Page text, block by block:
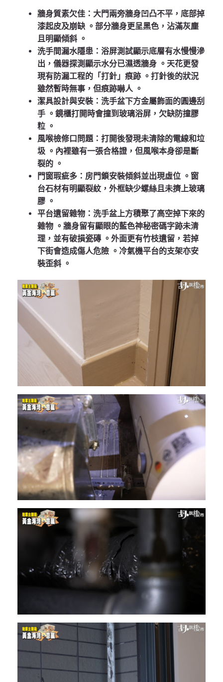
牆身質素欠佳 ：大門兩旁牆身凹凸不平，底部掉
漆起皮及崩缺 。部分牆身更呈黑色，沾滿灰塵
且明顯傾斜 。
洗手間漏水隱患 ：浴屏測試顯示底層有水慢慢滲
出，儀器探測顯示水分已濕透牆身 。天花更發
現有防漏工程的「打針」痕跡 。打針後的狀況
雖然暫時無事，但痕跡嚇人 。
潔具設計與安裝 ：洗手盆下方金屬飾面的圓邊刮
手 。鏡櫃打開時會撞到玻璃浴屏，欠缺防撞膠
粒 。
風喉檢修口問題：打開後發現未清除的電線和垃
圾 。內裡雖有一張合格證，但風喉本身卻是斷
裂的 。
門窗瑕疵多 ：房門鎖安裝傾斜並出現虛位 。窗
台石材有明顯裂紋，外框缺少螺絲且未擠上玻璃
膠 。
平台遺留雜物 ：洗手盆上方積聚了高空掉下來的
雜物 。牆身留有顯眼的藍色神秘密碼字跡未清
理，並有破損瓷磚 。外面更有竹枝遺留，若掉
下街會造成傷人危險 。冷氣機平台的支架亦安
裝歪斜 。